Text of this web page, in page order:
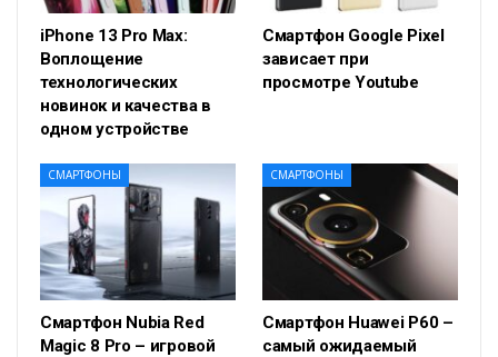
iPhone 13 Pro Max:
Воплощение
технологических
новинок и качества в
одном устройстве
Смартфон Google Pixel
зависает при
просмотре Youtube
СМАРТФОНЫ
Смартфон Nubia Red
Magic 8 Pro – игровой
СМАРТФОНЫ
Смартфон Huawei P60 –
самый ожидаемый